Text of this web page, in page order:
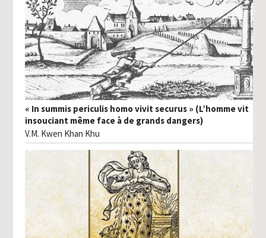
« In summis periculis homo vivit securus » (L’homme vit
insouciant même face à de grands dangers)
V.M. Kwen Khan Khu